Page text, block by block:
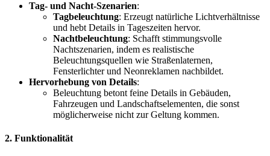
Tag- und Nacht-Szenarien:
Tagbeleuchtung: Erzeugt natürliche Lichtverhältnisse
und hebt Details in Tageszeiten hervor.
Nachtbeleuchtung: Schafft stimmungsvolle
Nachtszenarien, indem es realistische
Beleuchtungsquellen wie Straßenlaternen,
Fensterlichter und Neonreklamen nachbildet.
Hervorhebung von Details:
Beleuchtung betont feine Details in Gebäuden,
Fahrzeugen und Landschaftselementen, die sonst
möglicherweise nicht zur Geltung kommen.
2. Funktionalität